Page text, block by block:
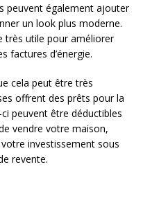
peuvent également ajouter
un look plus moderne.
très utile pour améliorer
factures d’énergie.
cela peut être très
offrent des prêts pour la
peuvent être déductibles
vendre votre maison,
investissement sous
revente.